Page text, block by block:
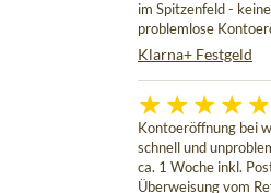
im Spitzenfeld -
problemlose
Klarna+ Festgeld
Kontoeröffnung bei
schnell und
ca. 1 Woche inkl.
Überweisung vom